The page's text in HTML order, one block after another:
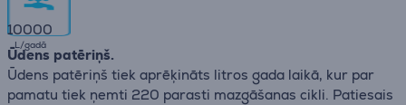
10000
L/gadā
Ūdens patēriņš.
Ūdens patēriņš tiek aprēķināts litros gada laikā, kur par
pamatu tiek ņemti 220 parasti mazgāšanas cikli. Patiesais